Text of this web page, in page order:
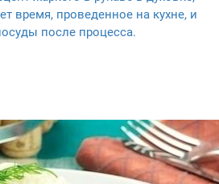
время, проведенное на кухне, и
после процесса.